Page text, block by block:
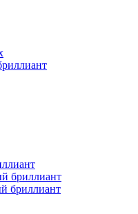
бриллиант
бриллиант